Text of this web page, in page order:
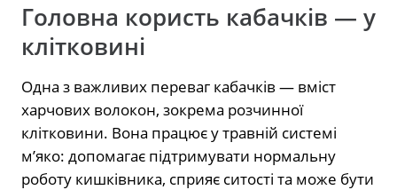
Головна користь кабачків — у
клітковині
Одна з важливих переваг кабачків — вміст
харчових волокон, зокрема розчинної
клітковини. Вона працює у травній системі
м’яко: допомагає підтримувати нормальну
роботу кишківника, сприяє ситості та може бути